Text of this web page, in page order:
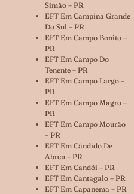
Simão – PR
EFT Em Campina Grande
Do Sul – PR
EFT Em Campo Bonito –
PR
EFT Em Campo Do
Tenente – PR
EFT Em Campo Largo –
PR
EFT Em Campo Magro –
PR
EFT Em Campo Mourão
– PR
EFT Em Cândido De
Abreu – PR
EFT Em Candói – PR
EFT Em Cantagalo – PR
EFT Em Capanema – PR